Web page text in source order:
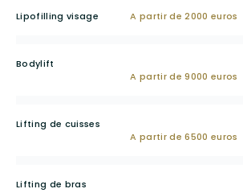
Lipofilling visage A partir de 2000 euros
Bodylift
A partir de 9000 euros
Lifting de cuisses
A partir de 6500 euros
Lifting de bras